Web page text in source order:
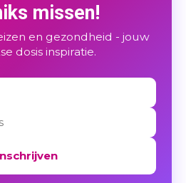
missen!
en gezondheid - jouw
dosis inspiratie.